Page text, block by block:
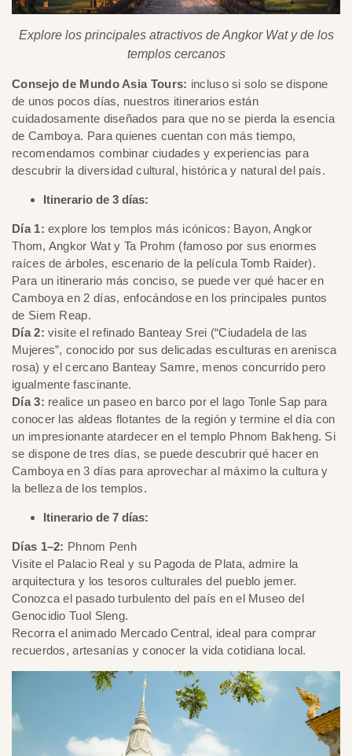
Explore los principales atractivos de Angkor Wat y de los
templos cercanos
Consejo de Mundo Asia Tours: incluso si solo se dispone
de unos pocos días, nuestros itinerarios están
cuidadosamente diseñados para que no se pierda la esencia
de Camboya. Para quienes cuentan con más tiempo,
recomendamos combinar ciudades y experiencias para
descubrir la diversidad cultural, histórica y natural del país.
Itinerario de 3 días:
Día 1: explore los templos más icónicos: Bayon, Angkor
Thom, Angkor Wat y Ta Prohm (famoso por sus enormes
raíces de árboles, escenario de la película Tomb Raider).
Para un itinerario más conciso, se puede ver qué hacer en
Camboya en 2 días, enfocándose en los principales puntos
de Siem Reap.
Día 2: visite el refinado Banteay Srei (“Ciudadela de las
Mujeres”, conocido por sus delicadas esculturas en arenisca
rosa) y el cercano Banteay Samre, menos concurrido pero
igualmente fascinante.
Día 3: realice un paseo en barco por el lago Tonle Sap para
conocer las aldeas flotantes de la región y termine el día con
un impresionante atardecer en el templo Phnom Bakheng. Si
se dispone de tres días, se puede descubrir qué hacer en
Camboya en 3 días para aprovechar al máximo la cultura y
la belleza de los templos.
Itinerario de 7 días:
Días 1–2: Phnom Penh
Visite el Palacio Real y su Pagoda de Plata, admire la
arquitectura y los tesoros culturales del pueblo jemer.
Conozca el pasado turbulento del país en el Museo del
Genocidio Tuol Sleng.
Recorra el animado Mercado Central, ideal para comprar
recuerdos, artesanías y conocer la vida cotidiana local.